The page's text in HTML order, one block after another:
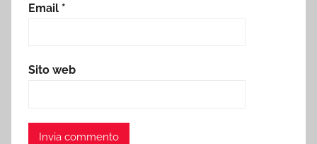
Email *
Sito web